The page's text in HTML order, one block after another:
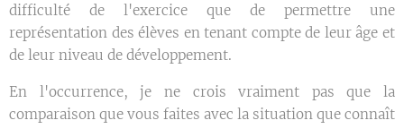
difficulté de l'exercice que de permettre une
représentation des élèves en tenant compte de leur âge et
de leur niveau de développement.
En l'occurrence, je ne crois vraiment pas que la
comparaison que vous faites avec la situation que connaît